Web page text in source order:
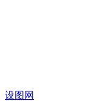
设图网